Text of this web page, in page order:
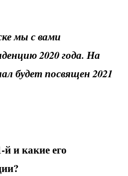
мы с вами
2020 года. На
будет посвящен 2021
й и какие его